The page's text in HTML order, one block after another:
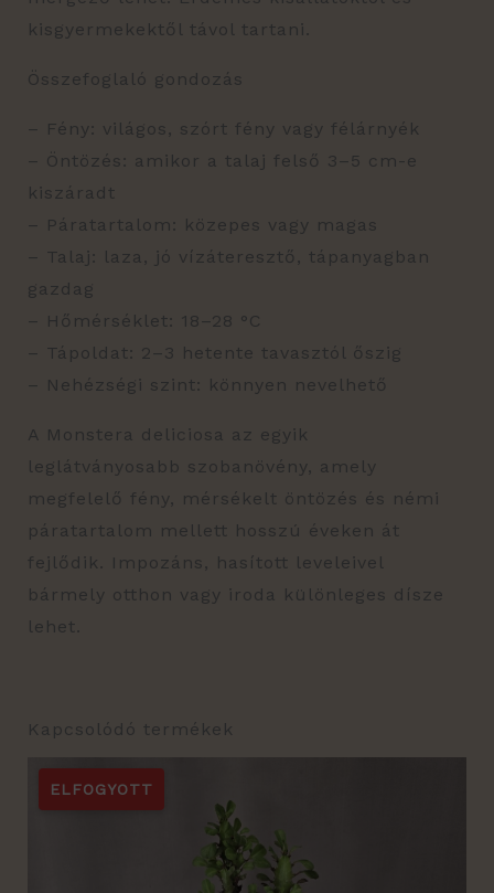
kisgyermekektől távol tartani.
Összefoglaló gondozás
– Fény: világos, szórt fény vagy félárnyék
– Öntözés: amikor a talaj felső 3–5 cm-e
kiszáradt
– Páratartalom: közepes vagy magas
– Talaj: laza, jó vízáteresztő, tápanyagban
gazdag
– Hőmérséklet: 18–28 °C
– Tápoldat: 2–3 hetente tavasztól őszig
– Nehézségi szint: könnyen nevelhető
A Monstera deliciosa az egyik
leglátványosabb szobanövény, amely
megfelelő fény, mérsékelt öntözés és némi
páratartalom mellett hosszú éveken át
fejlődik. Impozáns, hasított leveleivel
bármely otthon vagy iroda különleges dísze
lehet.
Kapcsolódó termékek
ELFOGYOTT